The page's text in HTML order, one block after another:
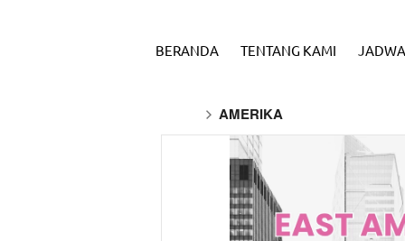
BERANDA TENTANG KAMI
AMERIKA